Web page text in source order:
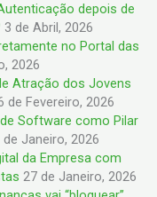
depois de
3 de Abril, 2026
no Portal das
2026
Atração dos Jovens
de Fevereiro, 2026
Software como Pilar
de Janeiro, 2026
da Empresa com
27 de Janeiro, 2026